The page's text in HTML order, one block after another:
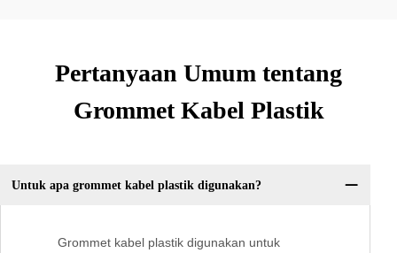
Pertanyaan Umum tentang
Grommet Kabel Plastik
Untuk apa grommet kabel plastik digunakan?
Grommet kabel plastik digunakan untuk